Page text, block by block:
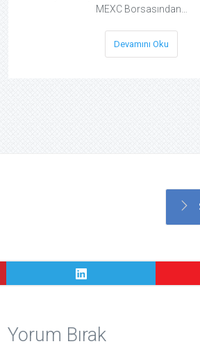
MEXC Borsasından…
Devamını Oku
Yorum Bırak